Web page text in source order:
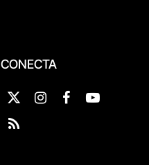
CONECTA
X
(Twitter)
InstagramFacebookYouTube
RSS